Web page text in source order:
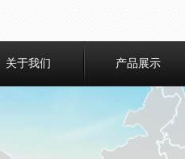
关于我们 产品展示